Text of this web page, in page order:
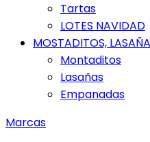
Tartas
LOTES NAVIDAD
MOSTADITOS,
Montaditos
Lasañas
Empanadas
Marcas